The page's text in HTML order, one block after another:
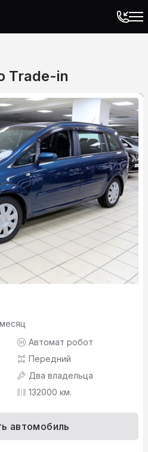
Trade-in
Автомат робот
Передний
Два владельца
132000 км.
автомобиль